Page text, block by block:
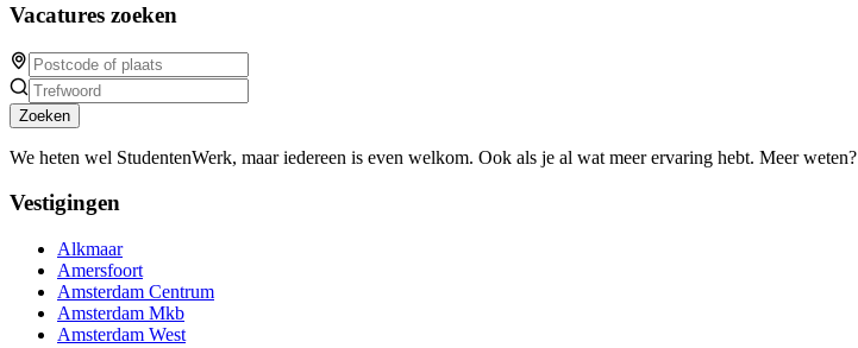
Vacatures zoeken
Zoeken
We heten wel StudentenWerk, maar iedereen is even welkom. Ook als je al wat meer ervaring hebt. Meer weten?
Vestigingen
Alkmaar
Amersfoort
Amsterdam Centrum
Amsterdam Mkb
Amsterdam West